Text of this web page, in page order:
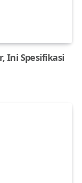
Ini Spesifikasi